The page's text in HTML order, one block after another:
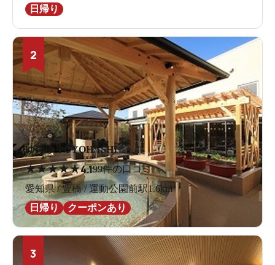
日帰り
2
ゆのゆ TOYOHASHI
★★★★★4.199件の口コミ
愛知県 / 豊橋 / 運動公園前駅1.6km
日帰り
クーポンあり
3